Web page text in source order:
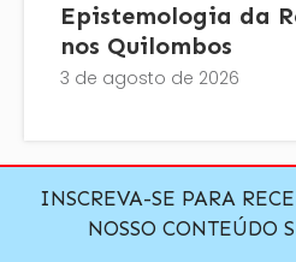
Epistemologia da
nos Quilombos
3 de agosto de 2026
INSCREVA-SE PARA
NOSSO CONTEÚDO